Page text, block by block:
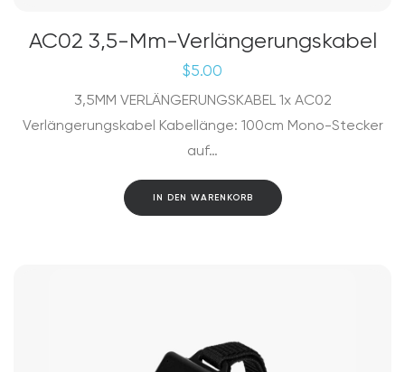
AC02 3,5-Mm-Verlängerungskabel
$5.00
3,5MM VERLÄNGERUNGSKABEL 1x AC02
Verlängerungskabel Kabellänge: 100cm Mono-Stecker
auf…
IN DEN WARENKORB